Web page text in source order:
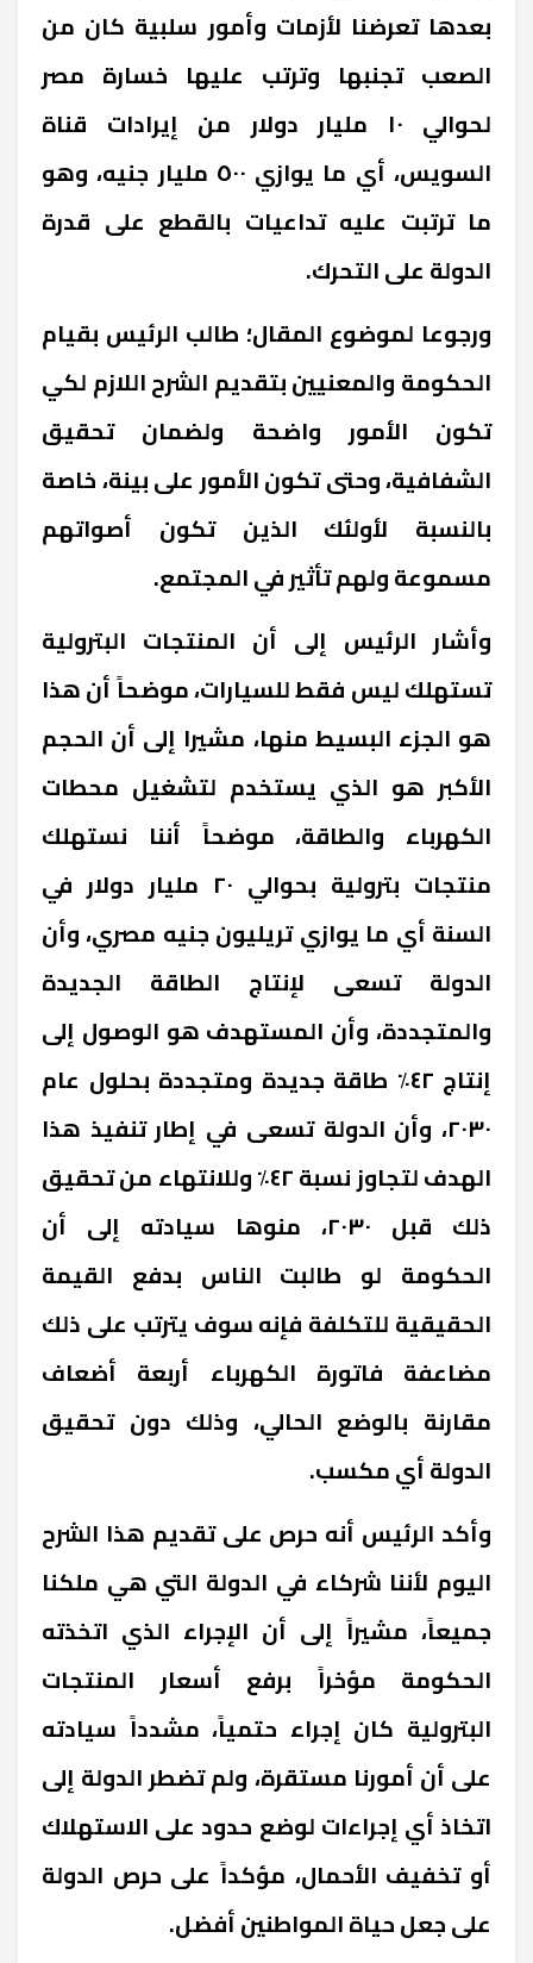
بعدها تعرضنا لأزمات وأمور سلبية كان من
الصعب تجنبها وترتب عليها خسارة مصر
لحوالي ١٠ مليار دولار من إيرادات قناة
السويس، أي ما يوازي ٥٠٠ مليار جنيه، وهو
ما ترتبت عليه تداعيات بالقطع على قدرة
الدولة على التحرك.
ورجوعا لموضوع المقال؛ طالب الرئيس بقيام
الحكومة والمعنيين بتقديم الشرح اللازم لكي
تكون الأمور واضحة ولضمان تحقيق
الشفافية، وحتى تكون الأمور على بينة، خاصة
بالنسبة لأولئك الذين تكون أصواتهم
مسموعة ولهم تأثير في المجتمع.
وأشار الرئيس إلى أن المنتجات البترولية
تستهلك ليس فقط للسيارات، موضحاً أن هذا
هو الجزء البسيط منها، مشيرا إلى أن الحجم
الأكبر هو الذي يستخدم لتشغيل محطات
الكهرباء والطاقة، موضحاً أننا نستهلك
منتجات بترولية بحوالي ٢٠ مليار دولار في
السنة أي ما يوازي تريليون جنيه مصري، وأن
الدولة تسعى لإنتاج الطاقة الجديدة
والمتجددة، وأن المستهدف هو الوصول إلى
إنتاج ٤٢٪
طاقة جديدة ومتجددة بحلول عام
٢٠٣٠، وأن الدولة تسعى في إطار تنفيذ هذا
الهدف لتجاوز نسبة ٤٢٪
وللانتهاء من تحقيق
ذلك قبل ٢٠٣٠، منوها سيادته إلى أن
الحكومة لو طالبت الناس بدفع القيمة
الحقيقية للتكلفة فإنه سوف يترتب على ذلك
مضاعفة فاتورة الكهرباء أربعة أضعاف
مقارنة بالوضع الحالي، وذلك دون تحقيق
الدولة أي مكسب.
وأكد الرئيس أنه حرص على تقديم هذا الشرح
اليوم لأننا شركاء في الدولة التي هي ملكنا
جميعاً، مشيراً إلى أن الإجراء الذي اتخذته
الحكومة مؤخراً برفع أسعار المنتجات
البترولية كان إجراء حتمياً، مشدداً سيادته
على أن أمورنا مستقرة، ولم تضطر الدولة إلى
اتخاذ أي إجراءات لوضع حدود على الاستهلاك
أو تخفيف الأحمال، مؤكداً على حرص الدولة
على جعل حياة المواطنين أفضل.